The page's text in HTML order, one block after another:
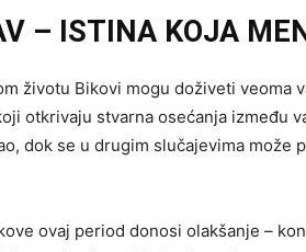
– ISTINA KOJA
životu Bikovi mogu doživeti veoma
otkrivaju stvarna osećanja između
dok se u drugim slučajevima može
ovaj period donosi olakšanje –